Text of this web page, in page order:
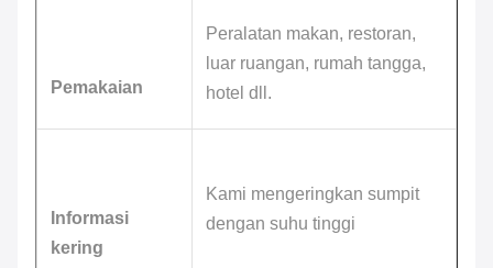
Pemakaian
Peralatan makan, restoran,
luar ruangan, rumah tangga,
hotel dll.
Informasi
kering
Kami mengeringkan sumpit
dengan suhu tinggi